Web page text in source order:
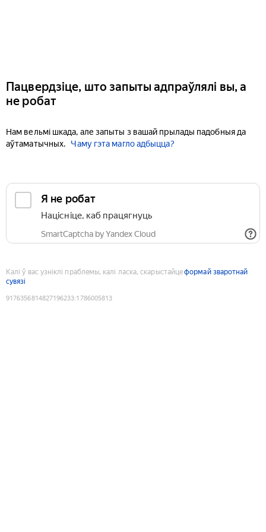
Пацвердзіце, што запыты адпраўлялі вы, а
не робат
Нам вельмі шкада, але запыты з вашай прылады падобныя да
аўтаматычных.
Чаму гэта магло адбыцца?
Я не робат
Націсніце, каб працягнуць
SmartCaptcha by Yandex Cloud
Калі ў вас узніклі праблемы, калі ласка, скарыстайцеформай зваротнай
сувязі
9176356814827196233:1786005813